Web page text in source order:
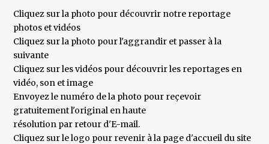
Cliquez sur la photo pour découvrir notre reportage
photos et vidéos
Cliquez sur la photo pour l'aggrandir et passer à la
suivante
Cliquez sur les vidéos pour découvrir les reportages en
vidéo, son et image
Envoyez le numéro de la photo pour reçevoir
gratuitement l'original en haute
résolution par retour d'E-mail.
Cliquez sur le logo pour revenir à la page d'accueil du site